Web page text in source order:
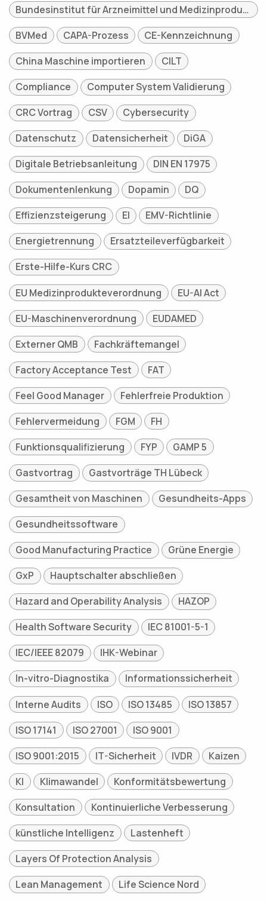
Bundesinstitut für Arzneimittel und Medizinprodukte
BVMed
CAPA-Prozess
CE-Kennzeichnung
China Maschine importieren
CILT
Compliance
Computer System Validierung
CRC Vortrag
CSV
Cybersecurity
Datenschutz
Datensicherheit
DiGA
Digitale Betriebsanleitung
DIN EN 17975
Dokumentenlenkung
Dopamin
DQ
Effizienzsteigerung
EI
EMV-Richtlinie
Energietrennung
Ersatzteileverfügbarkeit
Erste-Hilfe-Kurs CRC
EU Medizinprodukteverordnung
EU-AI Act
EU-Maschinenverordnung
EUDAMED
Externer QMB
Fachkräftemangel
Factory Acceptance Test
FAT
Feel Good Manager
Fehlerfreie Produktion
Fehlervermeidung
FGM
FH
Funktionsqualifizierung
FYP
GAMP 5
Gastvortrag
Gastvorträge TH Lübeck
Gesamtheit von Maschinen
Gesundheits-Apps
Gesundheitssoftware
Good Manufacturing Practice
Grüne Energie
GxP
Hauptschalter abschließen
Hazard and Operability Analysis
HAZOP
Health Software Security
IEC 81001-5-1
IEC/IEEE 82079
IHK-Webinar
In-vitro-Diagnostika
Informationssicherheit
Interne Audits
ISO ISO 13485
ISO 13857
ISO 17141
ISO 27001
ISO 9001
ISO 9001:2015
IT-Sicherheit IVDR
Kaizen
KI
Klimawandel
Konformitätsbewertung
Konsultation
Kontinuierliche Verbesserung
künstliche Intelligenz
Lastenheft
Layers Of Protection Analysis
Lean Management
Life Science Nord